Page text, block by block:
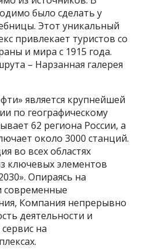
было сделать у
Этот уникальный
привлекает туристов со
и мира с 1915 года.
– Нарзанная галерея
является крупнейшей
по географическому
62 региона России, а
около 3000 станций.
во всех областях
ключевых элементов
Опираясь на
современные
Компания непрерывно
деятельности и
на